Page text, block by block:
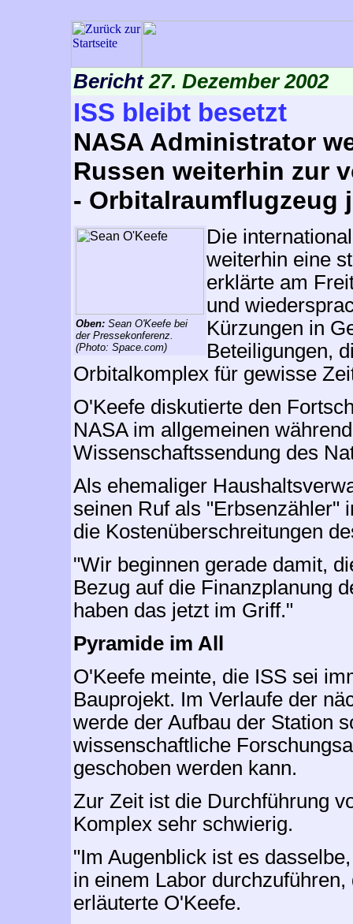
Bericht 27. Dezember 2002
ISS bleibt besetzt
NASA Administrator
Russen weiterhin zur
- Orbitalraumflugzeug
Oben: Sean O'Keefe bei
der Pressekonferenz.
(Photo: Space.com)
Die
weiterhin eine
erklärte am
und
Kürzungen in
Beteiligungen,
Orbitalkomplex für gewisse
O'Keefe diskutierte den
NASA im allgemeinen
Wissenschaftssendung des
Als ehemaliger
seinen Ruf als "Erbsenzähler"
die Kostenüberschreitungen
"Wir beginnen gerade damit,
Bezug auf die Finanzplanung
haben das jetzt im Griff."
Pyramide im All
O'Keefe meinte, die ISS sei
Bauprojekt. Im Verlaufe der
werde der Aufbau der Station
wissenschaftliche
geschoben werden kann.
Zur Zeit ist die Durchführung
Komplex sehr schwierig.
"Im Augenblick ist es
in einem Labor
erläuterte O'Keefe.